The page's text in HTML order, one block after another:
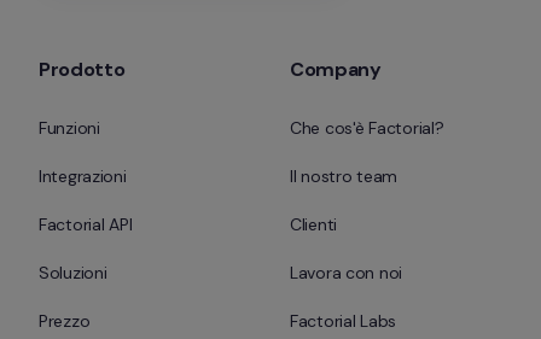
Prodotto
Funzioni
Integrazioni
Factorial API
Soluzioni
Prezzo
Company
Che cos'è Factorial?
Il nostro team
Clienti
Lavora con noi
Factorial Labs